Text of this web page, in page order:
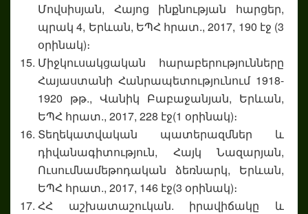
Մովսիսյան, Հայոց ինքնության հարցեր,
պրակ 4, Երևան, ԵՊՀ հրատ., 2017, 190 էջ (3
օրինակ)։
Միջկուսակցական հարաբերությունները
Հայաստանի Հանրապետությունում 1918-
1920 թթ., Վանիկ Բաբաջանյան, Երևան,
ԵՊՀ հրատ., 2017, 228 էջ(1 օրինակ)։
Տեղեկատվական պատերազմներ և
դիվանագիտություն, Հայկ Նազարյան,
Ուսումնամեթոդական ձեռնարկ, Երևան,
ԵՊՀ հրատ., 2017, 146 էջ(3 օրինակ)։
ՀՀ աշխատաշուկան. իրավիճակը և